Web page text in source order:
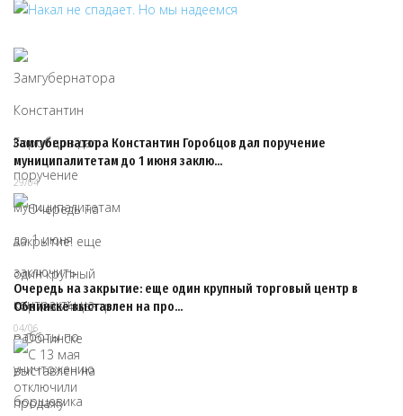
Замгубернатора Константин Горобцов дал поручение
муниципалитетам до 1 июня заклю…
29/04
Очередь на закрытие: еще один крупный торговый центр в
Обнинске выставлен на про…
04/06